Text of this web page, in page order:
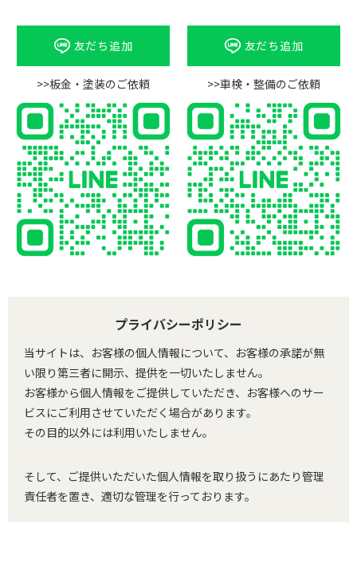
友だち追加
>>板金・塗装のご依頼
友だち追加
>>車検・整備のご依頼
プライバシーポリシー
当サイトは、お客様の個人情報について、お客様の承諾が無
い限り第三者に開示、提供を一切いたしません。
お客様から個人情報をご提供していただき、お客様へのサー
ビスにご利用させていただく場合があります。
その目的以外には利用いたしません。
そして、ご提供いただいた個人情報を取り扱うにあたり管理
責任者を置き、適切な管理を行っております。